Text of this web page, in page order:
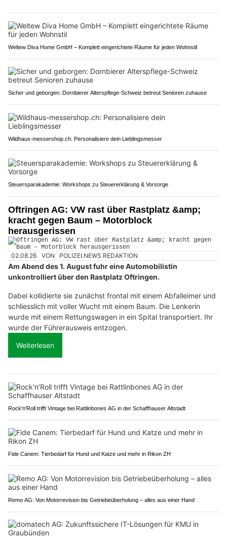
Weltew Diva Home GmbH – Komplett eingerichtete Räume für jeden Wohnstil
Sicher und geborgen: Dornbierer Alterspflege-Schweiz betreut Senioren zuhause
Wildhaus-messershop.ch: Personalisiere dein Lieblingsmesser
Steuersparakademie: Workshops zu Steuererklärung & Vorsorge
Oftringen AG: VW rast über Rastplatz &amp;
kracht gegen Baum – Motorblock
herausgerissen
02.08.26 VON POLIZEI.NEWS REDAKTION
Am Abend des 1. August fuhr eine Automobilistin
unkontrolliert über den Rastplatz Oftringen.
Dabei kollidierte sie zunächst frontal mit einem Abfalleimer und
schliesslich mit voller Wucht mit einem Baum. Die Lenkerin
wurde mit einem Rettungswagen in ein Spital transportiert. Ihr
wurde der Führerausweis entzogen.
Weiterlesen
Rock'n'Roll trifft Vintage bei Rattlinbones AG in der Schaffhauser Altstadt
Fide Canem: Tierbedarf für Hund und Katze und mehr in Rikon ZH
Remo AG: Von Motorrevision bis Getriebeüberholung – alles aus einer Hand